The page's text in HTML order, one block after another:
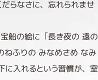
らなさに、忘れられませ
船の絵に「長き夜の 遠の
ねふりの みなめさめ なみ
に入れるという習慣が、室